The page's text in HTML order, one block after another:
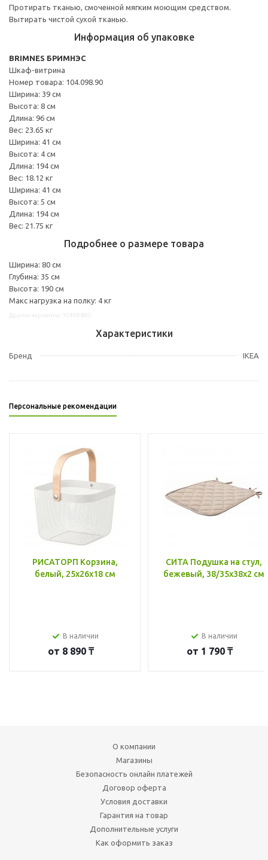
Протирать тканью, смоченной мягким моющим средством.
Вытирать чистой сухой тканью.
Информация об упаковке
BRIMNES БРИМНЭС
Шкаф-витрина
Номер товара: 104.098.90
Ширина: 39 см
Высота: 8 см
Длина: 96 см
Вес: 23.65 кг
Ширина: 41 см
Высота: 4 см
Длина: 194 см
Вес: 18.12 кг
Ширина: 41 см
Высота: 5 см
Длина: 194 см
Вес: 21.75 кг
Подробнее о размере товара
Ширина: 80 см
Глубина: 35 см
Высота: 190 см
Макс нагрузка на полку: 4 кг
Характеристики
Бренд IKEA
Персональные рекомендации
РИСАТОРП Корзина,
белый, 25x26x18 см
В наличии
от 8 890 ₸
СИТА Подушка на стул,
бежевый, 38/35x38x2 см
В наличии
от 1 790 ₸
О компании
Магазины
Безопасность онлайн платежей
Договор оферта
Условия доставки
Гарантия на товар
Дополнительные услуги
Как оформить заказ